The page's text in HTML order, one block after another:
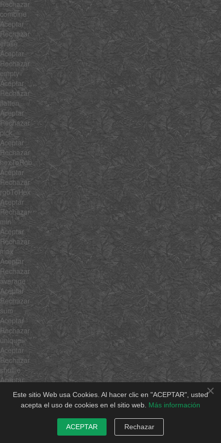
×
Este sitio Web usa Cookies. Al hacer clic en "ACEPTAR", usted
acepta el uso de cookies en el sitio web. Más información
ACEPTAR Rechazar
Rechazar
combine
Aceptar
Rechazar
erase
Aceptar
Rechazar
empty
Aceptar
Rechazar
flatten
Aceptar
Rechazar
pick
Aceptar
Rechazar
hexToRgb
Aceptar
Rechazar
rgbToHex
Aceptar
Rechazar
min
Aceptar
Rechazar
max
Aceptar
Rechazar
average
Aceptar
Rechazar
sum
Aceptar
Rechazar
unique
Aceptar
Rechazar
shuffle
Aceptar
rgbToHsb
Aceptar